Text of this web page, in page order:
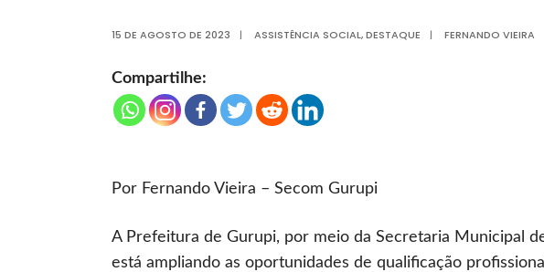
15 DE AGOSTO DE 2023 | ASSISTÊNCIA SOCIAL,DESTAQUE | FERNANDO VIEIRA
Compartilhe:
Por Fernando Vieira – Secom Gurupi
A Prefeitura de Gurupi, por meio da Secretaria Municipal
está ampliando as oportunidades de qualificação